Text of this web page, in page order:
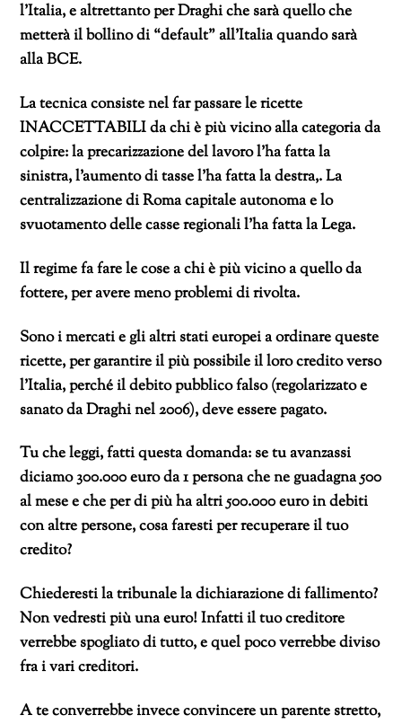
l’Italia, e altrettanto per Draghi che sarà quello che
metterà il bollino di “default” all’Italia quando sarà
alla BCE.
La tecnica consiste nel far passare le ricette
INACCETTABILI da chi è più vicino alla categoria da
colpire: la precarizzazione del lavoro l’ha fatta la
sinistra, l’aumento di tasse l’ha fatta la destra,. La
centralizzazione di Roma capitale autonoma e lo
svuotamento delle casse regionali l’ha fatta la Lega.
Il regime fa fare le cose a chi è più vicino a quello da
fottere, per avere meno problemi di rivolta.
Sono i mercati e gli altri stati europei a ordinare queste
ricette, per garantire il più possibile il loro credito verso
l’Italia, perché il debito pubblico falso (regolarizzato e
sanato da Draghi nel 2006), deve essere pagato.
Tu che leggi, fatti questa domanda: se tu avanzassi
diciamo 300.000 euro da 1 persona che ne guadagna 500
al mese e che per di più ha altri 500.000 euro in debiti
con altre persone, cosa faresti per recuperare il tuo
credito?
Chiederesti la tribunale la dichiarazione di fallimento?
Non vedresti più una euro! Infatti il tuo creditore
verrebbe spogliato di tutto, e quel poco verrebbe diviso
fra i vari creditori.
A te converrebbe invece convincere un parente stretto,